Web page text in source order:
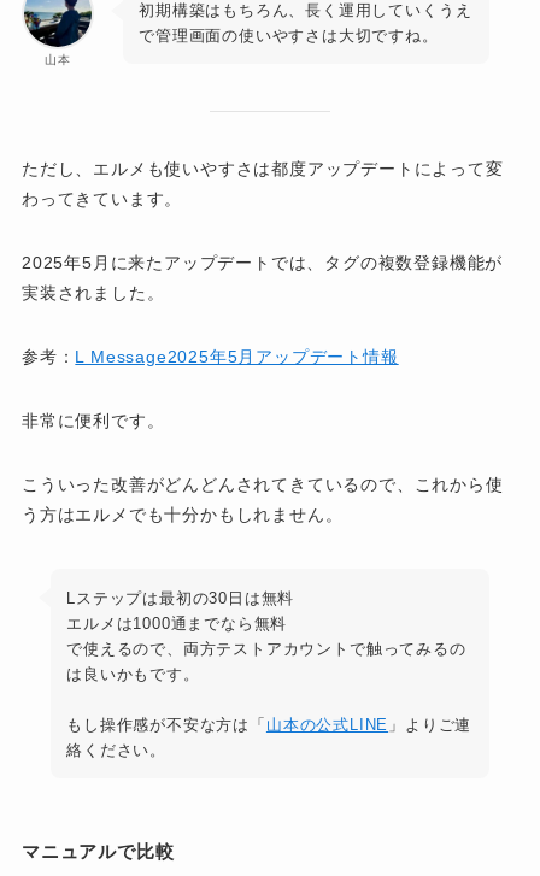
山本
初期構築はもちろん、長く運用していくうえ
で管理画面の使いやすさは大切ですね。
ただし、エルメも使いやすさは都度アップデートによって変
わってきています。
2025年5月に来たアップデートでは、タグの複数登録機能が
実装されました。
参考： L Message2025年5月アップデート情報
非常に便利です。
こういった改善がどんどんされてきているので、これから使
う方はエルメでも十分かもしれません。
Lステップは最初の30日は無料
エルメは1000通までなら無料
で使えるので、両方テストアカウントで触ってみるの
は良いかもです。
もし操作感が不安な方は「 山本の公式LINE 」よりご連
絡ください。
マニュアルで比較